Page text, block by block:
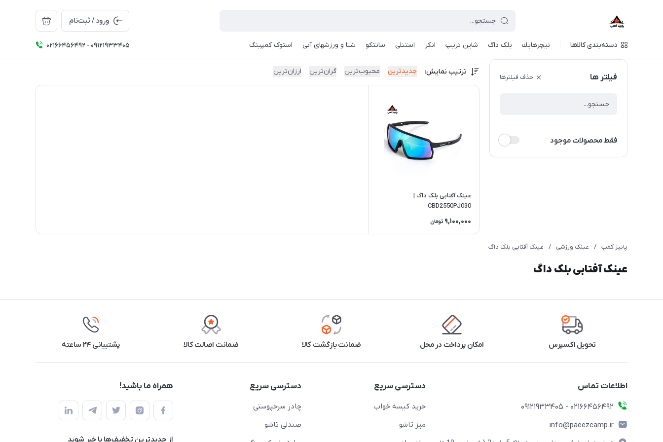
ورود / ثبت‌نام
دسته‌بندی کالاها نيچرهايك بلک داگ شاین تریپ انکر استنلی سانتکو شنا و ورزشهای آبی استوک کمپینگ 02166456492 - 09121933405
فیلتر ها حذف فیلترها
فقط محصولات موجود
ترتیب نمایش: جدیدترین محبوب‌ترین گران‌ترین ارزان‌ترین
عینک آفتابی بلک داگ |
CBD2550PJ030
9,100,000 تومان
پاییز کمپ / عینک ورزشی / عینک آفتابی بلک داگ
عینک آفتابی بلک داگ
تحویل اکسپرس امکان پرداخت در محل ضمانت بازگشت کالا ضمانت اصالت کالا پشتیبانی ۲۴ ساعته
اطلاعات تماس
02166456492 - 09121933405
info@paeezcamp.ir
دسترسی سریع
خرید کیسه خواب
میز تاشو
دسترسی سریع
چادر سرخپوستی
صندلی تاشو
همراه ما باشید!
از جدید‌ترین تخفیف‌ها با‌ خبر شوید